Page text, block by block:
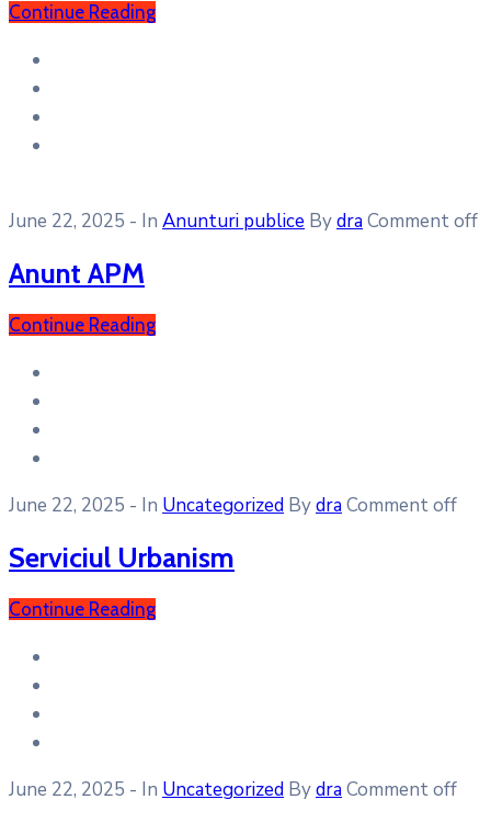
Continue Reading
June 22, 2025 - In Anunturi publice BydraComment off
Anunt APM
Continue Reading
June 22, 2025 - In Uncategorized BydraComment off
Serviciul Urbanism
Continue Reading
June 22, 2025 - In Uncategorized BydraComment off